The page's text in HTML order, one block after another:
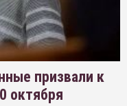
призвали к
октября